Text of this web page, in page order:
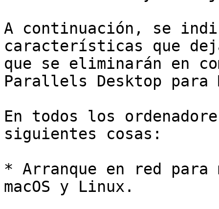
A continuación, se
características que
que se eliminarán en
Parallels Desktop para
En todos los
siguientes cosas:
* Arranque en red para
macOS y Linux.